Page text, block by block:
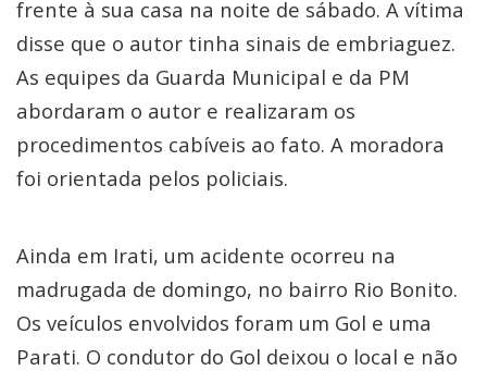
frente à sua casa na noite de sábado. A vítima
disse que o autor tinha sinais de embriaguez.
As equipes da Guarda Municipal e da PM
abordaram o autor e realizaram os
procedimentos cabíveis ao fato. A moradora
foi orientada pelos policiais.
Ainda em Irati, um acidente ocorreu na
madrugada de domingo, no bairro Rio Bonito.
Os veículos envolvidos foram um Gol e uma
Parati. O condutor do Gol deixou o local e não